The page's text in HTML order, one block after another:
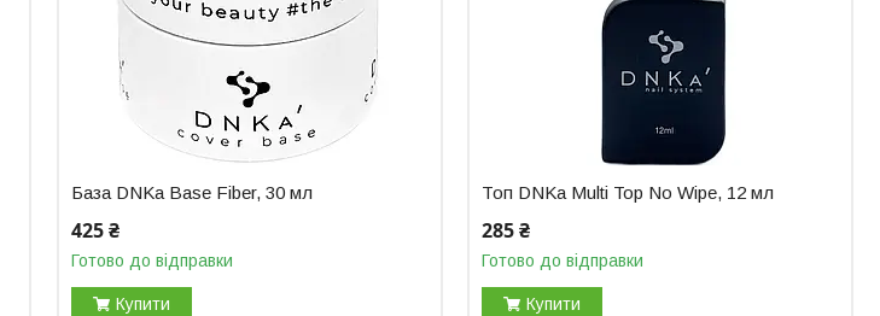
База DNKa Base Fiber, 30 мл
425 ₴
Готово до відправки
Купити
Топ DNKa Multi Top No Wipe, 12 мл
285 ₴
Готово до відправки
Купити